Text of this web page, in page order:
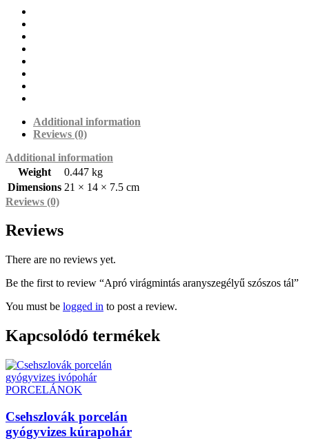
Additional information
Reviews (0)
Additional information
Weight
0.447 kg
Dimensions 21 × 14 × 7.5 cm
Reviews (0)
Reviews
There are no reviews yet.
Be the first to review “Apró virágmintás aranyszegélyű szószos tál”
You must be logged in to post a review.
Kapcsolódó termékek
PORCELÁNOK
Csehszlovák porcelán
gyógyvizes kúrapohár